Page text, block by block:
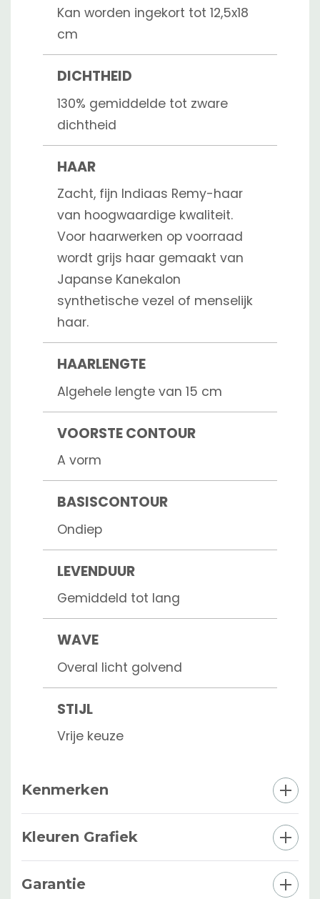
Kan worden ingekort tot 12,5x18
cm
DICHTHEID
130% gemiddelde tot zware
dichtheid
HAAR
Zacht, fijn Indiaas Remy-haar
van hoogwaardige kwaliteit.
Voor haarwerken op voorraad
wordt grijs haar gemaakt van
Japanse Kanekalon
synthetische vezel of menselijk
haar.
HAARLENGTE
Algehele lengte van 15 cm
VOORSTE CONTOUR
A vorm
BASISCONTOUR
Ondiep
LEVENDUUR
Gemiddeld tot lang
WAVE
Overal licht golvend
STIJL
Vrije keuze
Kenmerken
Kleuren Grafiek
Garantie